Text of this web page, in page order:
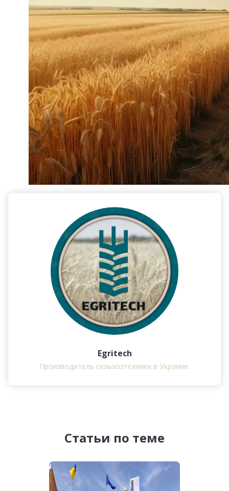
Egritech
Производитель сельхозтехники в Украине.
Статьи по теме